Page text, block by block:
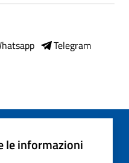
Telegram
le informazioni